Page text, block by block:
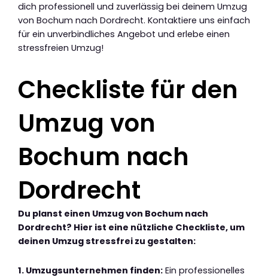
dich professionell und zuverlässig bei deinem Umzug
von Bochum nach Dordrecht. Kontaktiere uns einfach
für ein unverbindliches Angebot und erlebe einen
stressfreien Umzug!
Checkliste für den
Umzug von
Bochum nach
Dordrecht
Du planst einen Umzug von Bochum nach
Dordrecht? Hier ist eine nützliche Checkliste, um
deinen Umzug stressfrei zu gestalten:
1. Umzugsunternehmen finden: Ein professionelles